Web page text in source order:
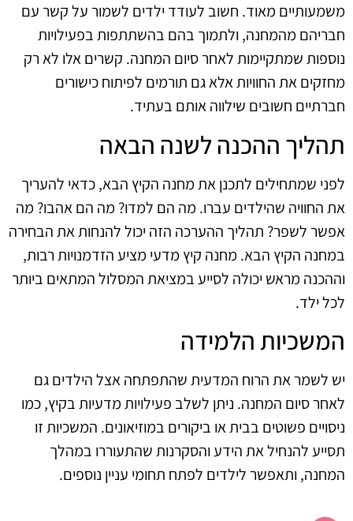
משמעותיים מאוד. חשוב לעודד ילדים לשמור על קשר עם
חבריהם מהמחנה, ולתמוך בהם בהשתתפות בפעילויות
נוספות שמתקיימות לאחר סיום המחנה. קשרים אלו לא רק
מחזקים את החוויות אלא גם תורמים לפיתוח כישורים
חברתיים חשובים שילווה אותם בעתיד.
תהליך ההכנה לשנה הבאה
לפני שמתחילים לתכנן את מחנה הקיץ הבא, כדאי להעריך
את החוויה שהילדים עברו. מה הם למדו? מה הם אהבו? מה
אפשר לשפר? תהליך ההערכה הזה יכול להנחות את הבחירה
במחנה הקיץ הבא. מחנה קיץ מדעי מציע הזדמנויות רבות,
וההכנה מראש יכולה לסייע במציאת המסלול המתאים ביותר
לכל ילד.
המשכיות הלמידה
יש לשמר את הרוח המדעית שהתפתחה אצל הילדים גם
לאחר סיום המחנה. ניתן לשלב פעילויות מדעיות בקיץ, כמו
ניסויים פשוטים בבית או ביקורים במוזיאונים. המשכיות זו
תסייע להנחיל את הידע והסקרנות שהתעוררו במהלך
המחנה, ותאפשר לילדים לפתח תחומי עניין נוספים.